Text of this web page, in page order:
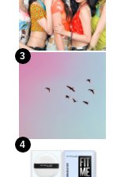
3
4